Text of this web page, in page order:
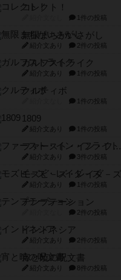
コレクト！
1件の投稿
無限まちがいさがし
紹介文あり 2件の投稿
ガルフストライク
紹介文あり 1件の投稿
クルティボ
1件の投稿
1809
紹介文あり 1件の投稿
ファースト・イン・フライト
紹介文あり 3件の投稿
モズビ－ズ・レイダ－ズ
紹介文あり 1件の投稿
テンプテーション
2件の投稿
インドネシア
紹介文あり 2件の投稿
宵と暁の呪文書
紹介文あり 8件の投稿